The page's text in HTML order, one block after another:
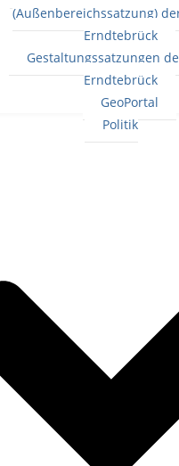
(Außenbereichssatzung)
Erndtebrück
Gestaltungssatzungen
Erndtebrück
GeoPortal
Politik